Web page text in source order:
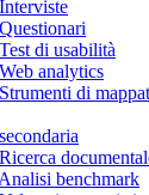
di usabilità
analytics
di
benchmark